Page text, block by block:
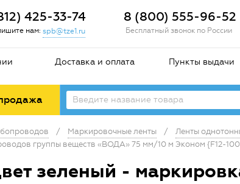
425-33-74
нам: spb@tze1.ru
8 (800) 555-96-52
Бесплатный звонок по России
Доставка и оплата Пункты выдачи
/ Маркировочные ленты / Ленты
группы веществ «ВОДА» 75 мм/10 м Эконом {F12-
зеленый -